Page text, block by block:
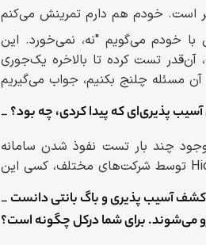
خودم می‌گویم "نه، نمی‌خورد. این
تست کرده تا بالاخره یک‌جوری
آسیب پذیری‌ای که پیدا کردی، چه بود؟
چند بار تست نفوذ شدن سامانه
_ این مورد، که گاهی آسیب پذیری پیدا نمی‌شود، را می‌شود یکی از چالش‌های فرآیند کشف آسیب پذیری و باگ بانتی دانست
می‌شوند. برای شما درکل چگونه است؟